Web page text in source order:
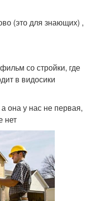
(это для знающих) ,
со стройки, где
в видосики
она у нас не первая,
нет